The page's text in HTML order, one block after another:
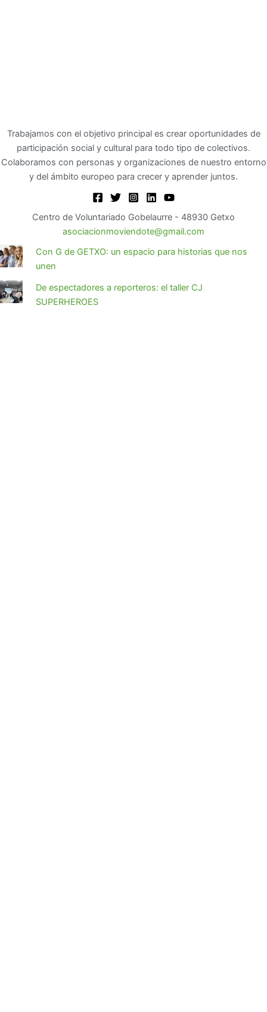
Trabajamos con el objetivo principal es crear oportunidades de
participación social y cultural para todo tipo de colectivos.
Colaboramos con personas y organizaciones de nuestro entorno
y del ámbito europeo para crecer y aprender juntos.
Centro de Voluntariado Gobelaurre - 48930 Getxo
asociacionmoviendote@gmail.com
Con G de GETXO: un espacio para historias que nos
unen
De espectadores a reporteros: el taller CJ
SUPERHEROES